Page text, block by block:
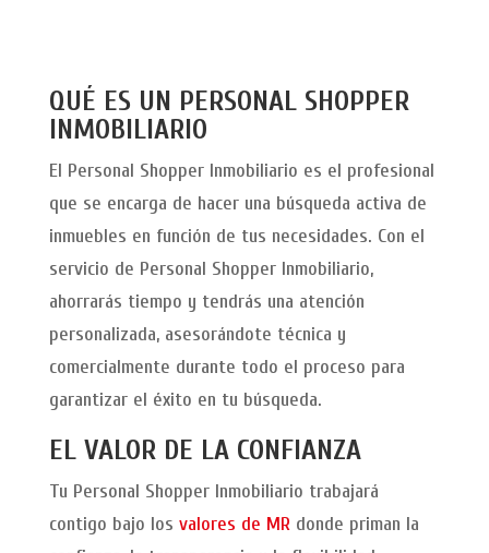
QUÉ ES UN PERSONAL SHOPPER
INMOBILIARIO
El Personal Shopper Inmobiliario es el profesional
que se encarga de hacer una búsqueda activa de
inmuebles en función de tus necesidades. Con el
servicio de Personal Shopper Inmobiliario,
ahorrarás tiempo y tendrás una atención
personalizada, asesorándote técnica y
comercialmente durante todo el proceso para
garantizar el éxito en tu búsqueda.
EL VALOR DE LA CONFIANZA
Tu Personal Shopper Inmobiliario trabajará
contigo bajo los valores de MRdonde priman la